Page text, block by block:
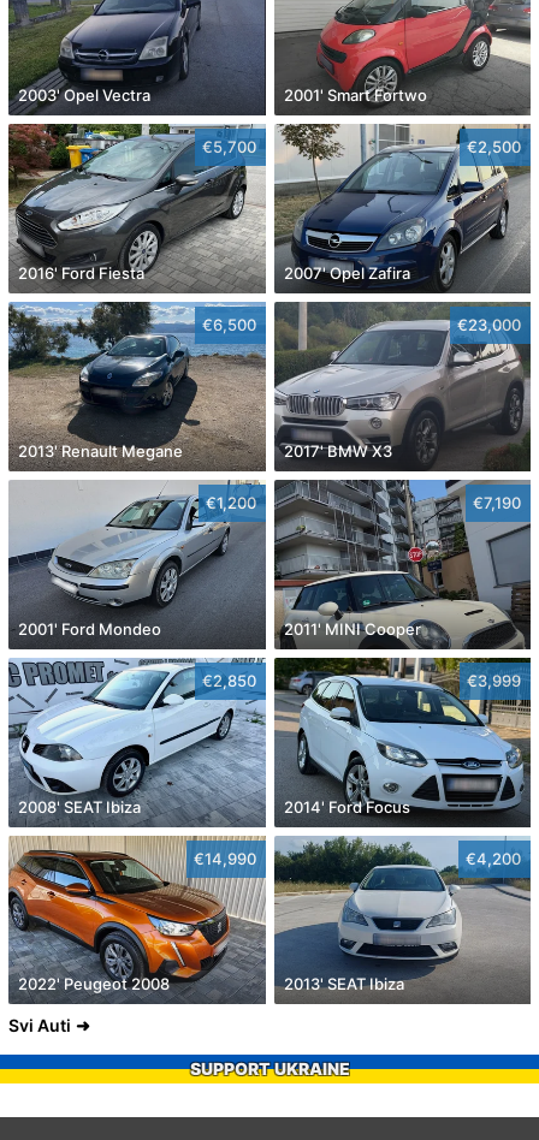
2003' Opel Vectra 2001' Smart Fortwo
€5,700
2016' Ford Fiesta
€2,500
2007' Opel Zafira
€6,500
2013' Renault Megane
€23,000
2017' BMW X3
€1,200
2001' Ford Mondeo
€7,190
2011' MINI Cooper
€2,850
2008' SEAT Ibiza
€3,999
2014' Ford Focus
€14,990
2022' Peugeot 2008
€4,200
2013' SEAT Ibiza
Svi Auti
SUPPORT UKRAINE